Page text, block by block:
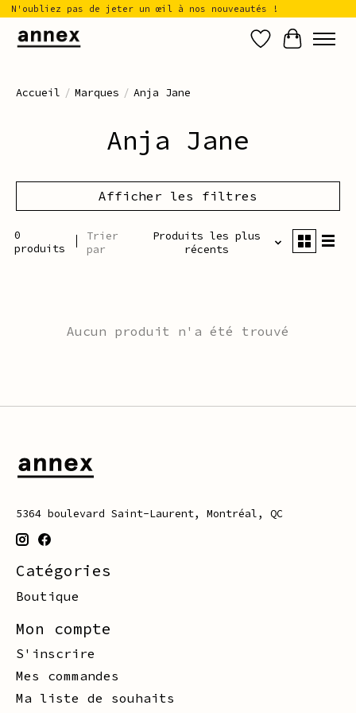
N'oubliez pas de jeter un œil à nos nouveautés !
Liste de
Panier
Accueil / Marques / Anja Jane
Anja Jane
Afficher les filtres
0
produits
Trier
par
Produits les plus
récents
Aucun produit n'a été trouvé
5364 boulevard Saint-Laurent, Montréal, QC
Catégories
Boutique
Mon compte
S'inscrire
Mes commandes
Ma liste de souhaits